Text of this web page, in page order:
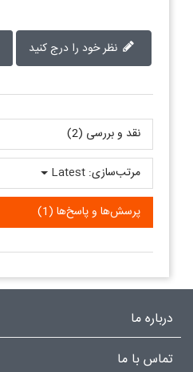
نقد و بررسی‌‌ (2)
پرسش‌ها و پاسخ‌ها (1)
مرتب‌سازی: Latest
درباره ما
تماس با ما